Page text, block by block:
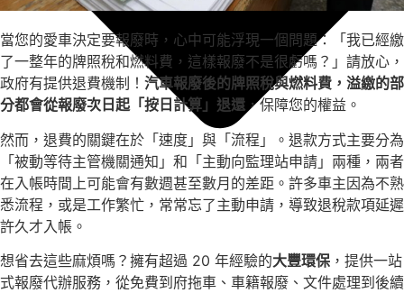
當您的愛車決定要報廢時，心中可能浮現一個問題：「我已經繳
了一整年的牌照稅和燃料費，這樣報廢不是很虧嗎？」請放心，
政府有提供退費機制！ 汽車報廢後的牌照稅與燃料費，溢繳的部
分都會從報廢次日起「按日計算」退還 ，保障您的權益。
然而，退費的關鍵在於「速度」與「流程」。退款方式主要分為
「被動等待主管機關通知」和「主動向監理站申請」兩種，兩者
在入帳時間上可能會有數週甚至數月的差距。許多車主因為不熟
悉流程，或是工作繁忙，常常忘了主動申請，導致退稅款項延遲
許久才入帳。
想省去這些麻煩嗎？擁有超過 20 年經驗的大豐環保 ，提供一站
式報廢代辦服務，從免費到府拖車、車籍報廢、文件處理到後續